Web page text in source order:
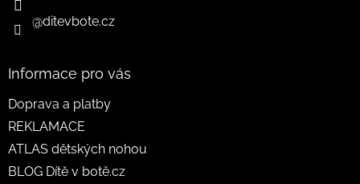
@ditevbote.cz
Informace pro vás
Doprava a platby
REKLAMACE
ATLAS dětských nohou
BLOG Dítě v botě.cz